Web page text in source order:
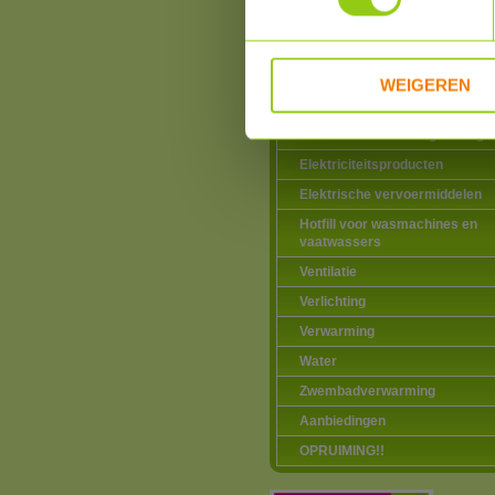
WEIGEREN
verwarming
Warmtepompen
Douche warmte-terugwinning
Elektriciteitsproducten
Elektrische vervoermiddelen
Hotfill voor wasmachines en
vaatwassers
Ventilatie
Verlichting
Verwarming
Water
Zwembadverwarming
Aanbiedingen
OPRUIMING!!